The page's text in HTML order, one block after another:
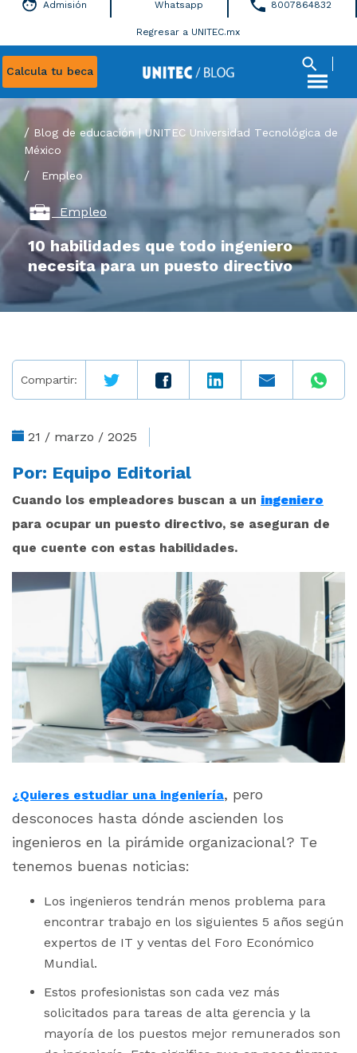
Calcula tu beca
Admisión Whatsapp 8007864832
Regresar a UNITEC.mx
Blog de educación | UNITEC Universidad Tecnológica de
México
/ Empleo
Empleo
10 habilidades que todo ingeniero
necesita para un puesto directivo
Compartir:
21 / marzo / 2025
Por: Equipo Editorial
Cuando los empleadores buscan a un ingeniero
para ocupar un puesto directivo, se aseguran de
que cuente con estas habilidades.
¿Quieres estudiar una ingeniería, pero
desconoces hasta dónde ascienden los
ingenieros en la pirámide organizacional? Te
tenemos buenas noticias:
Los ingenieros tendrán menos problema para
encontrar trabajo en los siguientes 5 años según
expertos de IT y ventas del Foro Económico
Mundial.
Estos profesionistas son cada vez más
solicitados para tareas de alta gerencia y la
mayoría de los puestos mejor remunerados son